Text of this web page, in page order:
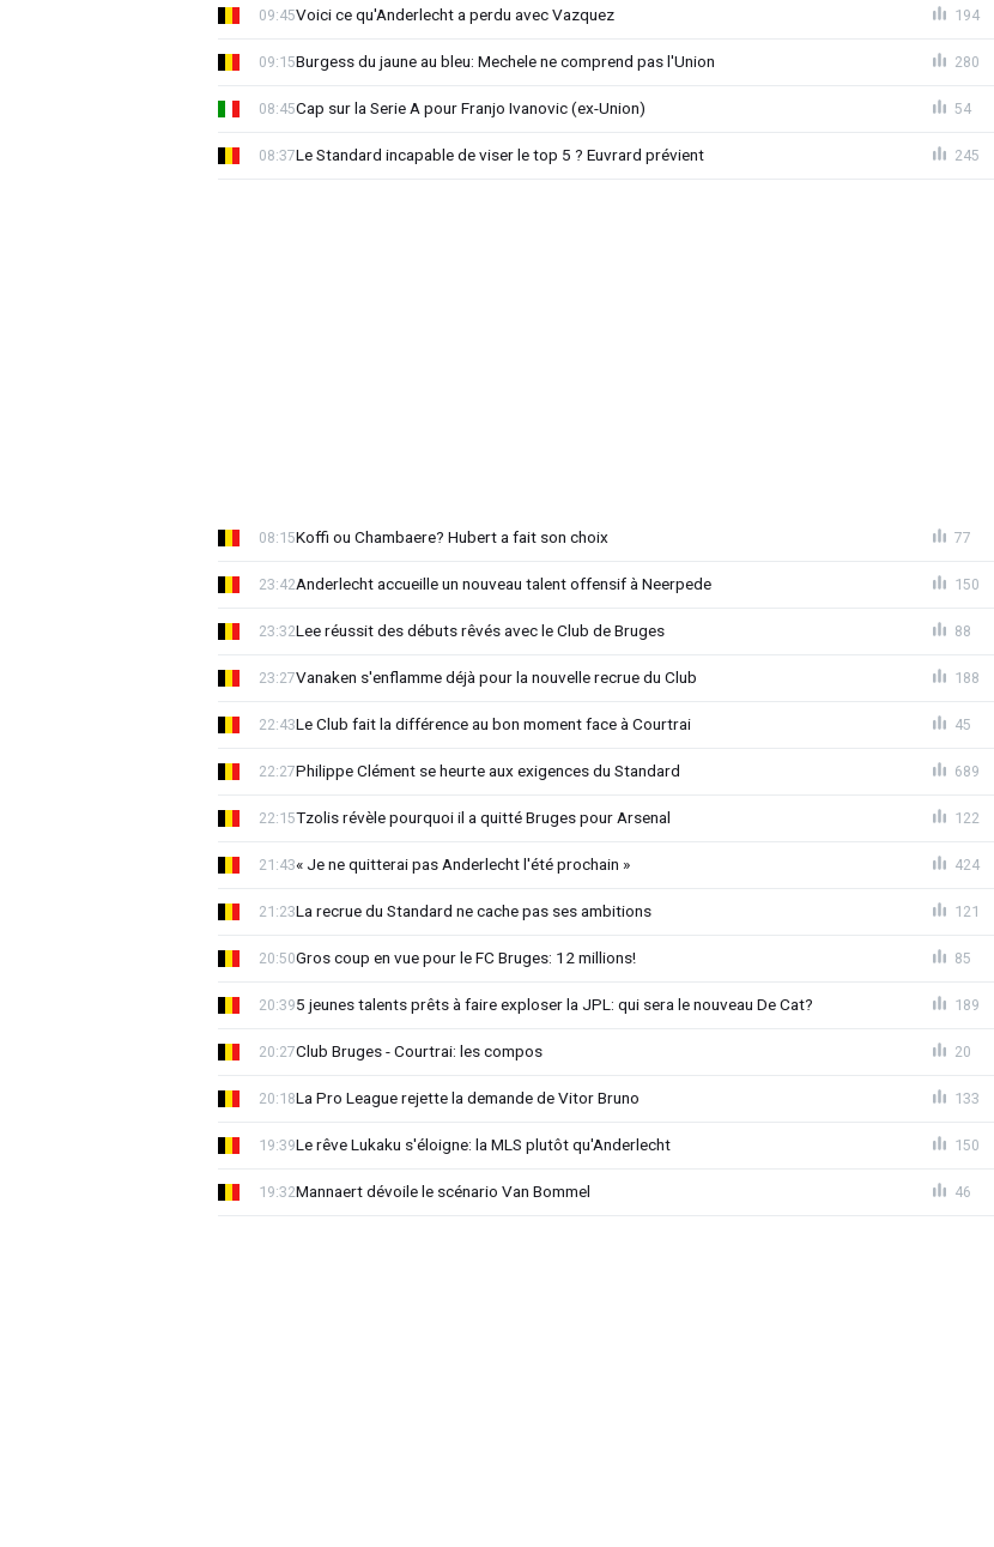
Voici ce qu'Anderlecht a perdu avec Vazquez
09:45 194
Burgess du jaune au bleu: Mechele ne comprend pas l'Union
09:15 280
Cap sur la Serie A pour Franjo Ivanovic (ex-Union)
08:45 54
Le Standard incapable de viser le top 5 ? Euvrard prévient
08:37 245
Koffi ou Chambaere? Hubert a fait son choix
08:15 77
Anderlecht accueille un nouveau talent offensif à Neerpede
23:42 150
Lee réussit des débuts rêvés avec le Club de Bruges
23:32 88
Vanaken s'enflamme déjà pour la nouvelle recrue du Club
23:27 188
Le Club fait la différence au bon moment face à Courtrai
22:43 45
Philippe Clément se heurte aux exigences du Standard
22:27 689
Tzolis révèle pourquoi il a quitté Bruges pour Arsenal
22:15 122
« Je ne quitterai pas Anderlecht l'été prochain »
21:43 424
La recrue du Standard ne cache pas ses ambitions
21:23 121
Gros coup en vue pour le FC Bruges: 12 millions!
20:50 85
5 jeunes talents prêts à faire exploser la JPL: qui sera le nouveau De Cat?
20:39 189
Club Bruges - Courtrai: les compos
20:27 20
La Pro League rejette la demande de Vitor Bruno
20:18 133
Le rêve Lukaku s'éloigne: la MLS plutôt qu'Anderlecht
19:39 150
Mannaert dévoile le scénario Van Bommel
19:32 46